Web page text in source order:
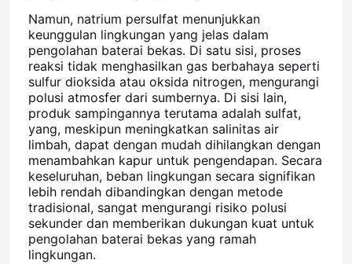
Semua Kasus
Persulfat
Khlorida
Aditif minyak bumi
Pengisi bahan kimia
Namun, natrium persulfat menunjukkan
keunggulan lingkungan yang jelas dalam
pengolahan baterai bekas. Di satu sisi, proses
reaksi tidak menghasilkan gas berbahaya seperti
sulfur dioksida atau oksida nitrogen, mengurangi
polusi atmosfer dari sumbernya. Di sisi lain,
produk sampingannya terutama adalah sulfat,
yang, meskipun meningkatkan salinitas air
limbah, dapat dengan mudah dihilangkan dengan
menambahkan kapur untuk pengendapan. Secara
keseluruhan, beban lingkungan secara signifikan
lebih rendah dibandingkan dengan metode
tradisional, sangat mengurangi risiko polusi
sekunder dan memberikan dukungan kuat untuk
pengolahan baterai bekas yang ramah
lingkungan.